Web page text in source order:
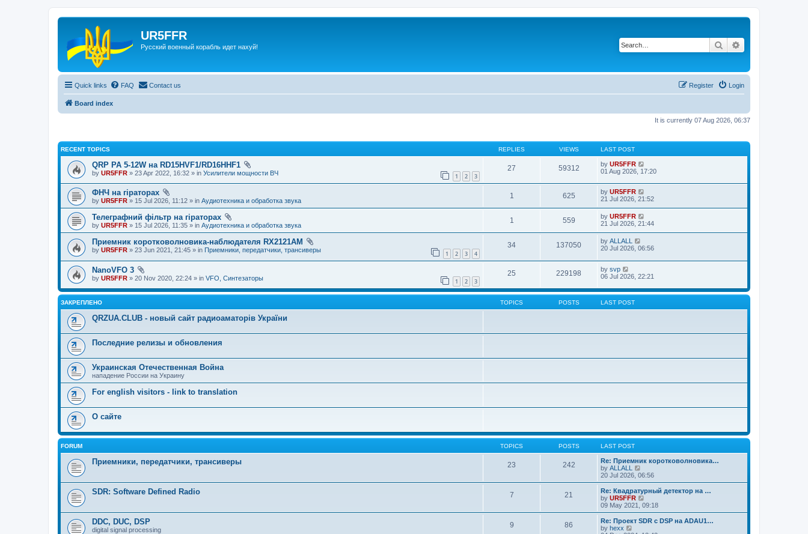
UR5FFR
Русский военный корабль идет нахуй! Search
Quick links FAQ Contact us Login
Register
Board index
It is currently 07 Aug 2026, 06:37
RECENT TOPICS REPLIES VIEWS LAST POST
QRP PA 5-12W на RD15HVF1/RD16HHF1
1 2 3
by UR5FFR » 23 Apr 2022, 16:32 » in Усилители мощности ВЧ
27 59312 by UR5FFR
01 Aug 2026, 17:20
ФНЧ на гіраторах
by UR5FFR » 15 Jul 2026, 11:12 » in Аудиотехника и обработка звука
1 625 by UR5FFR
21 Jul 2026, 21:52
Телеграфний фільтр на гіраторах
by UR5FFR » 15 Jul 2026, 11:35 » in Аудиотехника и обработка звука
1 559 by UR5FFR
21 Jul 2026, 21:44
Приемник коротковолновика-наблюдателя RX2121AM
1 2 3 4
by UR5FFR » 23 Jun 2021, 21:45 » in Приемники, передатчики, трансиверы
34 137050 by ALLALL
20 Jul 2026, 06:56
NanoVFO 3
1 2 3
by UR5FFR » 20 Nov 2020, 22:24 » in VFO, Синтезаторы
25 229198 by svp
06 Jul 2026, 22:21
ЗАКРЕПЛЕНО TOPICS POSTS LAST POST
QRZUA.CLUB - новый сайт радиоаматорів України
Последние релизы и обновления
Украинская Отечественная Война
нападение России на Украину
For english visitors - link to translation
О сайте
FORUM TOPICS POSTS LAST POST
Приемники, передатчики, трансиверы 23 242
Re: Приемник коротковолновика…
by ALLALL
i
e
w
t
h
e
l
a
t
20 Jul 2026, 06:56
SDR: Software Defined Radio 7 21
Re: Квадратурный детектор на …
by UR5FFR
i
e
w
09 May 2021, 09:18
DDC, DUC, DSP
digital signal processing
9 86
Re: Проект SDR с DSP на ADAU1…
by hexx